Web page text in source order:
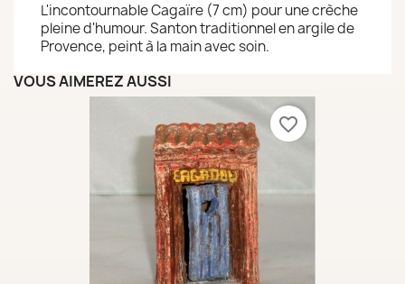
L'incontournable Cagaïre (7 cm) pour une crèche
pleine d'humour. Santon traditionnel en argile de
Provence, peint à la main avec soin.
VOUS AIMEREZ AUSSI
favorite_border